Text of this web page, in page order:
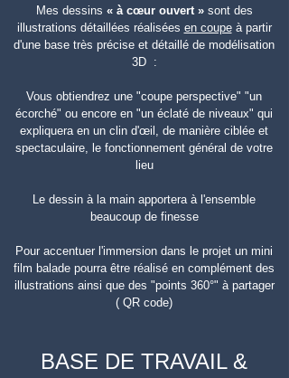
Mes dessins « à cœur ouvert »sont des
illustrations détaillées réalisées en coupeà partir
d'une base très précise et détaillé de modélisation
3D :
Vous obtiendrez une "coupe perspective" "un
écorché" ou encore en "un éclaté de niveaux" qui
expliqueraen un clin d'œil, de manière ciblée et
spectaculaire, le fonctionnement général de votre
lieu
Le dessin à la main apportera à l'ensemble
beaucoup de finesse
Pour accentuer l'immersion dans le projet un mini
film balade pourra être réalisé en complément des
illustrations ainsi que des "points 360°" à partager
( QR code)
BASE DE TRAVAIL &